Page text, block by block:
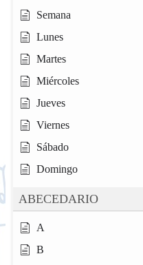
Semana
Lunes
Martes
Miércoles
Jueves
Viernes
Sábado
Domingo
ABECEDARIO
A
B